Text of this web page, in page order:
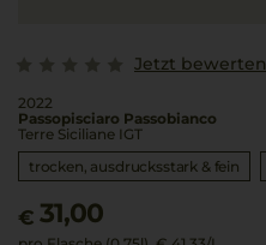
Jetzt bewerten
2022
Passopisciaro Passobianco
Terre Siciliane IGT
trocken, ausdrucksstark & fein
€ 31,00